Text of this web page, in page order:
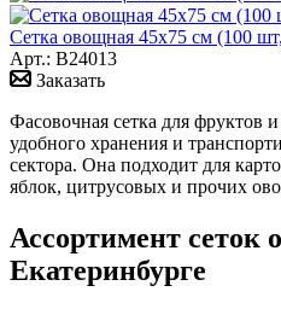
Сетка овощная 45х75 см (100
Арт.: B24013
Заказать
Фасовочная сетка для фруктов
удобного хранения и
сектора. Она подходит для
яблок, цитрусовых и прочих
Ассортимент сеток
Екатеринбурге